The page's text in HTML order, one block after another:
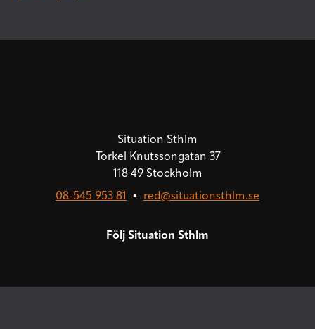
Situation Sthlm
Torkel Knutssongatan 37
118 49 Stockholm
08-545 953 81
• red@situationsthlm.se
Följ Situation Sthlm